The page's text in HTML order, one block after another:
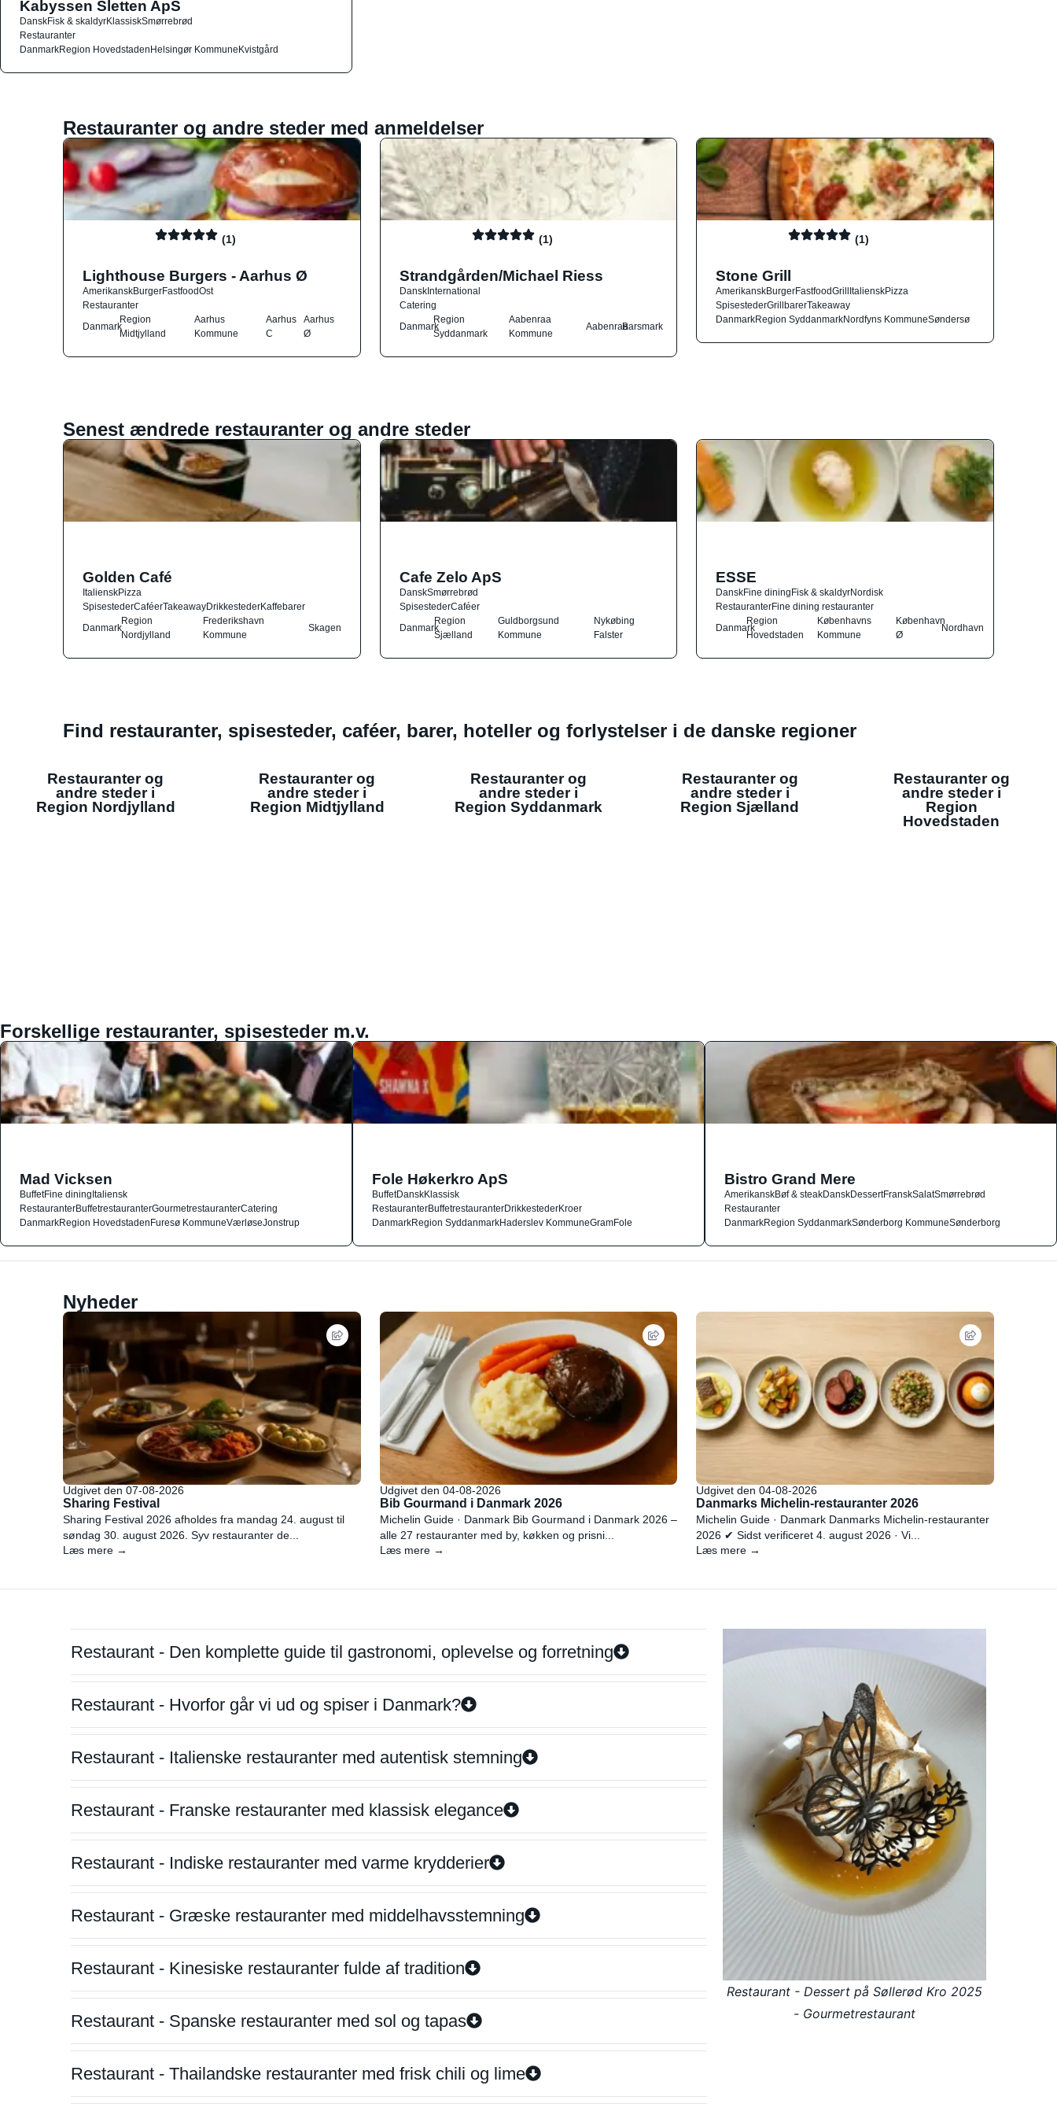
Kabyssen Sletten ApS
DanskFisk & skaldyrKlassiskSmørrebrød
Restauranter
DanmarkRegion HovedstadenHelsingør KommuneKvistgård
Restauranter og andre steder med anmeldelser
(1)
Lighthouse Burgers - Aarhus Ø
AmerikanskBurgerFastfoodOst
Restauranter
Danmark
Region
Midtjylland
Aarhus
Kommune
Aarhus
C
Aarhus
Ø
(1)
Strandgården/Michael Riess
DanskInternational
Catering
Danmark
Region
Syddanmark
Aabenraa
Kommune
AabenraaBarsmark
(1)
Stone Grill
AmerikanskBurgerFastfoodGrillItalienskPizza
SpisestederGrillbarerTakeaway
DanmarkRegion SyddanmarkNordfyns KommuneSøndersø
Senest ændrede restauranter og andre steder
Golden Café
ItalienskPizza
SpisestederCaféerTakeawayDrikkestederKaffebarer
Danmark
Region
Nordjylland
Frederikshavn
Kommune
Skagen
Cafe Zelo ApS
DanskSmørrebrød
SpisestederCaféer
Danmark
Region
Sjælland
Guldborgsund
Kommune
Nykøbing
Falster
ESSE
DanskFine diningFisk & skaldyrNordisk
RestauranterFine dining restauranter
Danmark
Region
Hovedstaden
Københavns
Kommune
København
Ø
Nordhavn
Find restauranter, spisesteder, caféer, barer, hoteller og forlystelser i de danske regioner
Restauranter og
andre steder i
Region Nordjylland
Restauranter og
andre steder i
Region Midtjylland
Restauranter og
andre steder i
Region Syddanmark
Restauranter og
andre steder i
Region Sjælland
Restauranter og
andre steder i
Region
Hovedstaden
Forskellige restauranter, spisesteder m.v.
Mad Vicksen
BuffetFine diningItaliensk
RestauranterBuffetrestauranterGourmetrestauranterCatering
DanmarkRegion HovedstadenFuresø KommuneVærløseJonstrup
Fole Høkerkro ApS
BuffetDanskKlassisk
RestauranterBuffetrestauranterDrikkestederKroer
DanmarkRegion SyddanmarkHaderslev KommuneGramFole
Bistro Grand Mere
AmerikanskBøf & steakDanskDessertFranskSalatSmørrebrød
Restauranter
DanmarkRegion SyddanmarkSønderborg KommuneSønderborg
Nyheder
Udgivet den 07-08-2026
Sharing Festival
Sharing Festival 2026 afholdes fra mandag 24. august til
søndag 30. august 2026. Syv restauranter de...
Læs mere →
Udgivet den 04-08-2026
Bib Gourmand i Danmark 2026
Michelin Guide · Danmark Bib Gourmand i Danmark 2026 –
alle 27 restauranter med by, køkken og prisni...
Læs mere →
Udgivet den 04-08-2026
Danmarks Michelin-restauranter 2026
Michelin Guide · Danmark Danmarks Michelin-restauranter
2026 ✔ Sidst verificeret 4. august 2026 · Vi...
Læs mere →
Restaurant - Den komplette guide til gastronomi, oplevelse og forretning
Restaurant - Hvorfor går vi ud og spiser i Danmark?
Restaurant - Italienske restauranter med autentisk stemning
Restaurant - Franske restauranter med klassisk elegance
Restaurant - Indiske restauranter med varme krydderier
Restaurant - Græske restauranter med middelhavsstemning
Restaurant - Kinesiske restauranter fulde af tradition
Restaurant - Spanske restauranter med sol og tapas
Restaurant - Thailandske restauranter med frisk chili og lime
Restaurant - Dessert på Søllerød Kro 2025
- Gourmetrestaurant